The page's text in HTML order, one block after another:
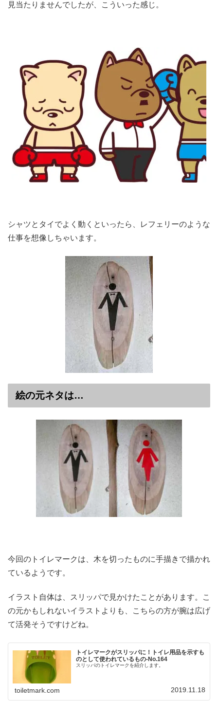
見当たりませんでしたが、こういった感じ。
シャツとタイでよく動くといったら、レフェリーのような
仕事を想像しちゃいます。
絵の元ネタは…
今回のトイレマークは、木を切ったものに手描きで描かれ
ているようです。
イラスト自体は、スリッパで見かけたことがあります。こ
の元かもしれないイラストよりも、こちらの方が腕は広げ
て活発そうですけどね。
トイレマークがスリッパに！トイレ用品を示すも
のとして使われているもの-No.164
スリッパのトイレマークを紹介します。
toiletmark.com 2019.11.18